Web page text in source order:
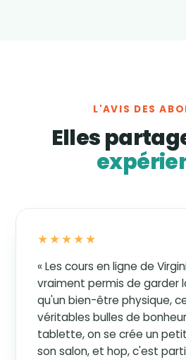
L'AVIS DES
Elles
★★★★★
« Les cours en ligne de
vraiment permis de garder
qu'un bien-être physique,
véritables bulles de
tablette, on se crée un
son salon, et hop, c'est